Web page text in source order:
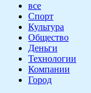
все
Спорт
Культура
Общество
Деньги
Технологии
Компании
Город